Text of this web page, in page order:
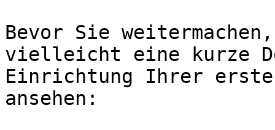
Bevor Sie
vielleicht eine kurze
Einrichtung Ihrer ersten
ansehen: